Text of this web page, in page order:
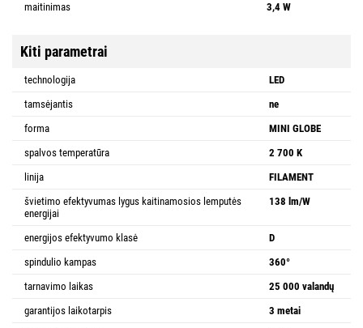
maitinimas
3,4 W
Kiti parametrai
technologija
LED
tamsėjantis
ne
forma
MINI GLOBE
spalvos temperatūra
2 700 K
linija
FILAMENT
švietimo efektyvumas lygus kaitinamosios lemputės
energijai
138 lm/W
energijos efektyvumo klasė
D
spindulio kampas
360°
tarnavimo laikas
25 000 valandų
garantijos laikotarpis
3 metai